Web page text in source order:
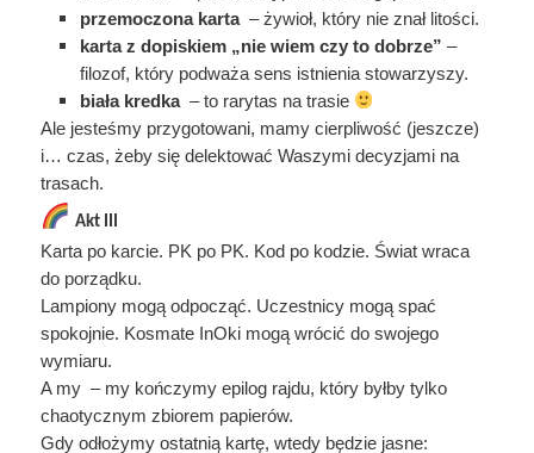
przemoczona karta – żywioł, który nie znał litości.
karta z dopiskiem „nie wiem czy to dobrze” –
filozof, który podważa sens istnienia stowarzyszy.
biała kredka – to rarytas na trasie
Ale jesteśmy przygotowani, mamy cierpliwość (jeszcze)
i… czas, żeby się delektować Waszymi decyzjami na
trasach.
Akt III
Karta po karcie. PK po PK. Kod po kodzie. Świat wraca
do porządku.
Lampiony mogą odpocząć. Uczestnicy mogą spać
spokojnie. Kosmate InOki mogą wrócić do swojego
wymiaru.
A my – my kończymy epilog rajdu, który byłby tylko
chaotycznym zbiorem papierów.
Gdy odłożymy ostatnią kartę, wtedy będzie jasne: